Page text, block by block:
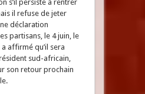
s’il persiste à rentrer
il refuse de jeter
déclaration
partisans, le 4 juin, le
affirmé qu’il sera
sud-africain,
son retour prochain